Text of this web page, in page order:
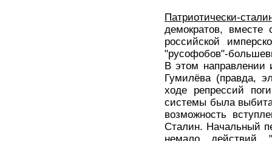
Патриотически-
демократов, вместе
российской
"русофобов"-
В этом направлении
Гумилёва (правда,
ходе репрессий
системы была
возможность
Сталин. Начальный